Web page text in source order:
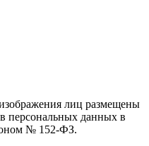
лиц размещены
персональных данных в
№ 152-ФЗ.